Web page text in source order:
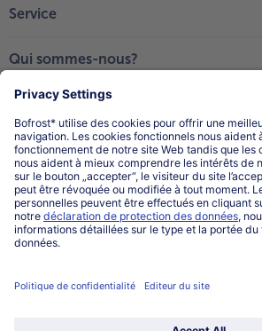
Service
Qui sommes-nous?
Catégories
Sélectionner le pays / la langue